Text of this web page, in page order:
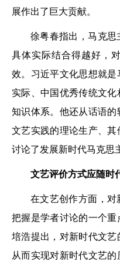
展作出了巨大贡献。
徐粤春指出，马克思
具体实际结合得越好，
效。习近平文化思想就
实际、中国优秀传统文
知识体系。他还从话语的
文艺实践的理论生产、其
讨论了发展新时代马克思
文艺评价方式应随时
在文艺创作方面，
把握是学者讨论的一个
培浩提出，对新时代文艺
从而实现对新时代文艺